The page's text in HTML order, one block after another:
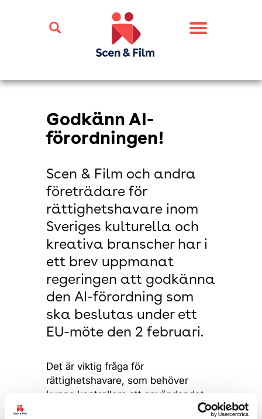
Toggle
Godkänn AI-
förordningen!
Scen & Film och andra
företrädare för
rättighetshavare inom
Sveriges kulturella och
kreativa branscher har i
ett brev uppmanat
regeringen att godkänna
den AI-förordning som
ska beslutas under ett
EU-möte den 2 februari.
Det är viktig fråga för
rättighetshavare, som behöver
kunna kontrollera att användandet